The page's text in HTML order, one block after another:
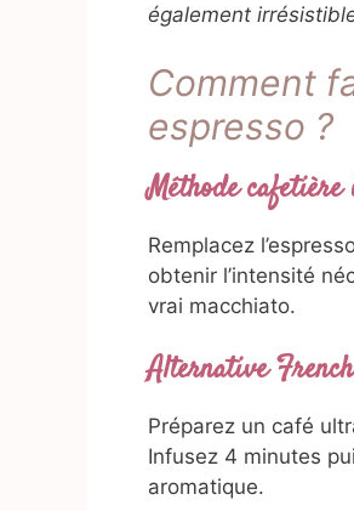
également
Comment
espresso ?
Méthode cafetière
Remplacez
obtenir l’intensité
vrai macchiato.
Alternative
Préparez un café
Infusez 4 minutes
aromatique.